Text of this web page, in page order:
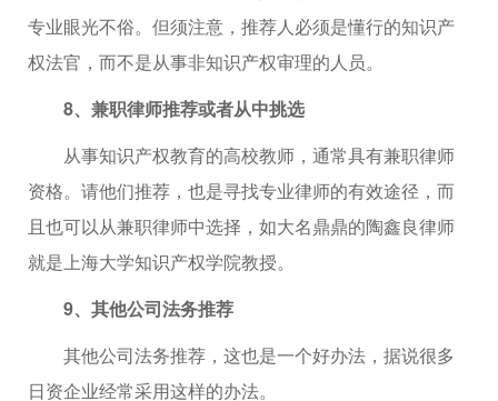
专业眼光不俗。但须注意，推荐人必须是懂行的知识产
权法官，而不是从事非知识产权审理的人员。
8、兼职律师推荐或者从中挑选
从事知识产权教育的高校教师，通常具有兼职律师
资格。请他们推荐，也是寻找专业律师的有效途径，而
且也可以从兼职律师中选择，如大名鼎鼎的陶鑫良律师
就是上海大学知识产权学院教授。
9、其他公司法务推荐
其他公司法务推荐，这也是一个好办法，据说很多
日资企业经常采用这样的办法。